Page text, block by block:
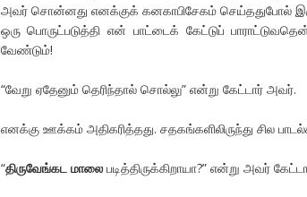
அவர் சொன்னது எனக்குக் கனகாபிசேகம் செய்ததுபோல்
ஒரு பொருட்படுத்தி என் பாட்டைக் கேட்டுப்
வேண்டும்!
“வேறு ஏதேனும் தெரிந்தால் சொல்லு” என்று கேட்டார் அவர்.
எனக்கு ஊக்கம் அதிகரித்தது. சதகங்களிலிருந்து சில
“திருவேங்கட மாலைபடித்திருக்கிறாயா?” என்று அவர்